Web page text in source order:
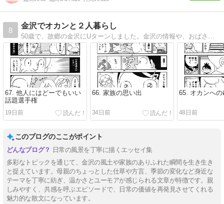
8
金沢でオカンと２人暮らし
67. 他人にはどーでもいい
話題選手権
19日前
66. 家族の思い出
34日前
65. オカンへの
48日前
このブログのここがポイント
日常の風景を丁寧に描くエッセイ集
多彩なトピックを通じて、金沢の風土や家族のありふれた瞬間を生き生き
と捉えています。母親のちょっとした仕草や方言、季節の変化など身近な
テーマを丁寧に紡ぎ、温かさとユーモアが感じられる文章が特徴です。親
しみやすく、共感を呼ぶエピソードで、日常の価値を再発見させてくれる
魅力的な散文になっています。